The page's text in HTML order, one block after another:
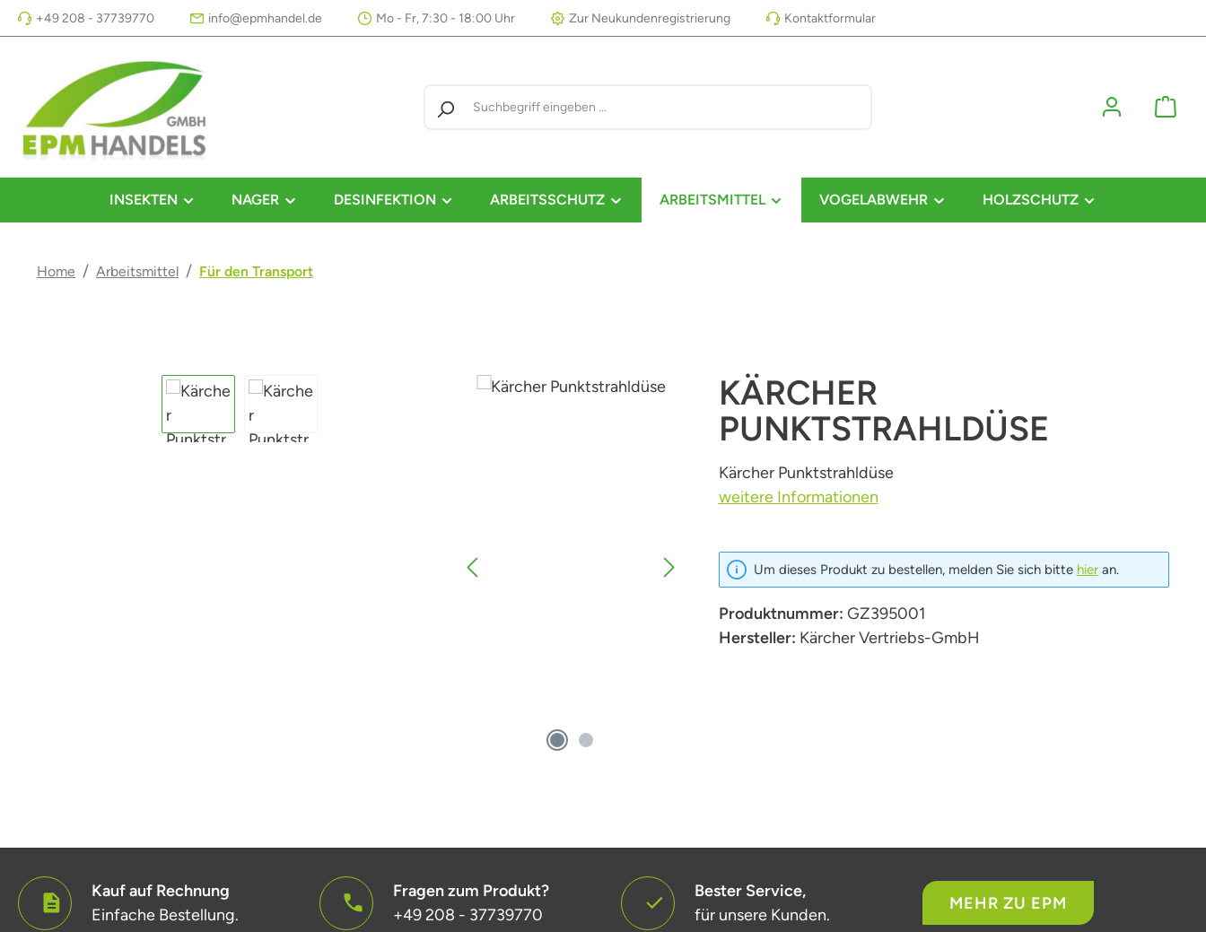
Hauptinhalt springen
Zur Suche springen
Zur Hauptnavigation springen
+49 208 - 37739770 info@epmhandel.de Mo - Fr, 7:30 - 18:00 Uhr Zur Neukundenregistrierung Kontaktformular
INSEKTEN NAGER DESINFEKTION ARBEITSSCHUTZ ARBEITSMITTEL VOGELABWEHR HOLZSCHUTZ
Home / Arbeitsmittel / Für den Transport
Bildergalerie überspringen
KÄRCHER
PUNKTSTRAHLDÜSE
Kärcher Punktstrahldüse
weitere Informationen
Um dieses Produkt zu bestellen, melden Sie sich bitte hieran.
Produktnummer: GZ395001
Hersteller: Kärcher Vertriebs-GmbH
Kauf auf Rechnung
Einfache Bestellung.
Fragen zum Produkt?
+49 208 - 37739770
Bester Service,
für unsere Kunden.
MEHR ZU EPM